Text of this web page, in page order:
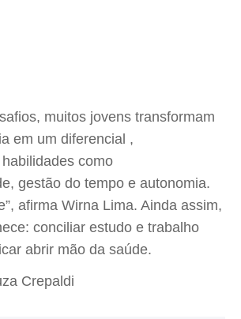
muitos jovens transformam
em um diferencial ,
como
gestão do tempo e autonomia.
afirma Wirna Lima. Ainda assim,
conciliar estudo e trabalho
abrir mão da saúde.
Crepaldi